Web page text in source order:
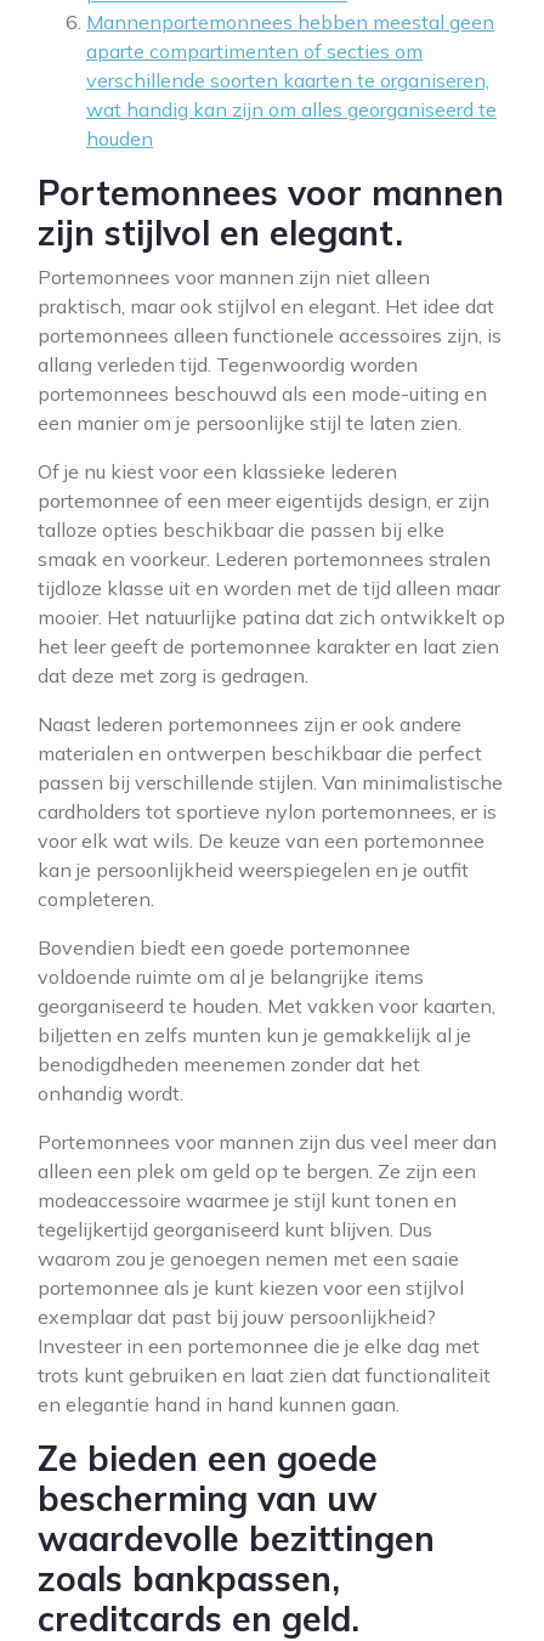
Mannenportemonnees hebben meestal geen
aparte compartimenten of secties om
verschillende soorten kaarten te organiseren,
wat handig kan zijn om alles georganiseerd te
houden
Portemonnees voor mannen
zijn stijlvol en elegant.
Portemonnees voor mannen zijn niet alleen
praktisch, maar ook stijlvol en elegant. Het idee dat
portemonnees alleen functionele accessoires zijn, is
allang verleden tijd. Tegenwoordig worden
portemonnees beschouwd als een mode-uiting en
een manier om je persoonlijke stijl te laten zien.
Of je nu kiest voor een klassieke lederen
portemonnee of een meer eigentijds design, er zijn
talloze opties beschikbaar die passen bij elke
smaak en voorkeur. Lederen portemonnees stralen
tijdloze klasse uit en worden met de tijd alleen maar
mooier. Het natuurlijke patina dat zich ontwikkelt op
het leer geeft de portemonnee karakter en laat zien
dat deze met zorg is gedragen.
Naast lederen portemonnees zijn er ook andere
materialen en ontwerpen beschikbaar die perfect
passen bij verschillende stijlen. Van minimalistische
cardholders tot sportieve nylon portemonnees, er is
voor elk wat wils. De keuze van een portemonnee
kan je persoonlijkheid weerspiegelen en je outfit
completeren.
Bovendien biedt een goede portemonnee
voldoende ruimte om al je belangrijke items
georganiseerd te houden. Met vakken voor kaarten,
biljetten en zelfs munten kun je gemakkelijk al je
benodigdheden meenemen zonder dat het
onhandig wordt.
Portemonnees voor mannen zijn dus veel meer dan
alleen een plek om geld op te bergen. Ze zijn een
modeaccessoire waarmee je stijl kunt tonen en
tegelijkertijd georganiseerd kunt blijven. Dus
waarom zou je genoegen nemen met een saaie
portemonnee als je kunt kiezen voor een stijlvol
exemplaar dat past bij jouw persoonlijkheid?
Investeer in een portemonnee die je elke dag met
trots kunt gebruiken en laat zien dat functionaliteit
en elegantie hand in hand kunnen gaan.
Ze bieden een goede
bescherming van uw
waardevolle bezittingen
zoals bankpassen,
creditcards en geld.